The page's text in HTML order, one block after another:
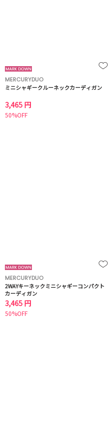
MERCURYDUO
ミニシャギークルーネックカーディガン
3,465 円
50%OFF
MERCURYDUO
2WAYキーネックミニシャギーコンパクト
カーディガン
3,465 円
50%OFF